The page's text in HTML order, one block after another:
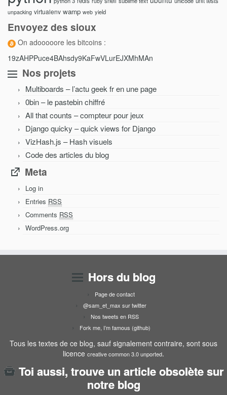
unpacking virtualenv wamp web yield
Envoyez des sioux
On adooooore les bitcoins :
19zAHPPuce4BAhsdy9KaFwVLurEJXMhMAn
Nos projets
Multiboards – l’actu geek fr en une page
0bin – le pastebin chiffré
All that counts – compteur pour jeux
Django quicky – quick views for Django
VizHash.js – Hash visuels
Code des articles du blog
Meta
Log in
Entries RSS
Comments RSS
WordPress.org
Hors du blog
Page de contact
@sam_et_max sur twitter
Nos tweets en RSS
Fork me, I’m famous (github)
Tous les textes de ce blog, sauf signalement contraire, sont sous
licence creative common 3.0 unported.
Toi aussi, trouve un article obsolète sur
notre blog